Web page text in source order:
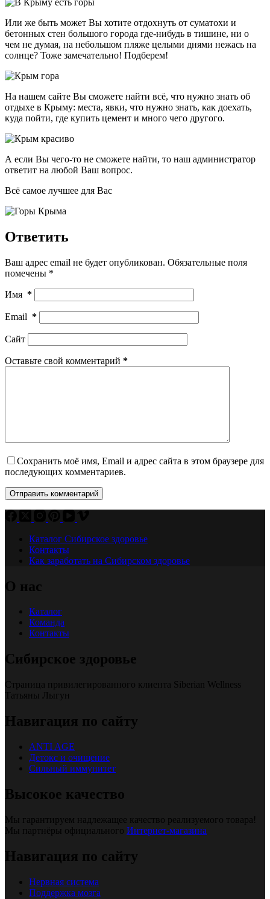
Или же быть может Вы хотите отдохнуть от суматохи и
бетонных стен большого города где-нибудь в тишине, ни о
чем не думая, на небольшом пляже целыми днями нежась на
солнце? Тоже замечательно! Подберем!
На нашем сайте Вы сможете найти всё, что нужно знать об
отдыхе в Крыму: места, явки, что нужно знать, как доехать,
куда пойти, где купить цемент и много чего другого.
А если Вы чего-то не сможете найти, то наш администратор
ответит на любой Ваш вопрос.
Всё самое лучшее для Вас
Ответить
Ваш адрес email не будет опубликован. Обязательные поля
помечены *
Имя *
Email *
Сайт
Оставьте свой комментарий *
Сохранить моё имя, Email и адрес сайта в этом браузере для
последующих комментариев.
Отправить комментарий
Каталог Сибирское здоровье
Контакты
Как заработать на Сибирском здоровье
О нас
Каталог
Команда
Контакты
Сибирское здоровье
Страница привилегированного клиента Siberian Wellness
Татьяны Лыгун
Навигация по сайту
ANTI AGE
Детокс и очищение
Сильный иммунитет
Высокое качество
Мы гарантируем надлежащее качество реализуемого товара!
Мы партнёры официального Интернет-магазина
Навигация по сайту
Нервная система
Поддержка мозга